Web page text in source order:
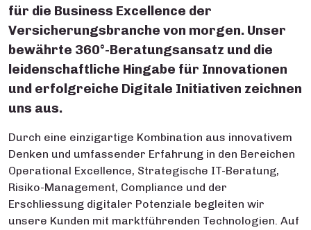
für die Business Excellence der
Versicherungsbranche von morgen. Unser
bewährte 360°-Beratungsansatz und die
leidenschaftliche Hingabe für Innovationen
und erfolgreiche Digitale Initiativen zeichnen
uns aus.
Durch eine einzigartige Kombination aus innovativem
Denken und umfassender Erfahrung in den Bereichen
Operational Excellence, Strategische IT-Beratung,
Risiko-Management, Compliance und der
Erschliessung digitaler Potenziale begleiten wir
unsere Kunden mit marktführenden Technologien. Auf